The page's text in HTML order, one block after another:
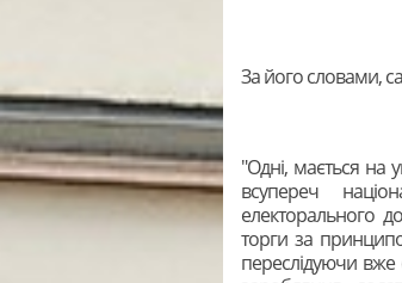
За його словами,
"Одні, мається на
всупереч
електорального
торги за
переслідуючи вже